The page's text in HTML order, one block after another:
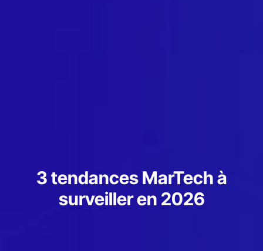
3 tendances MarTech à
surveiller en 2026